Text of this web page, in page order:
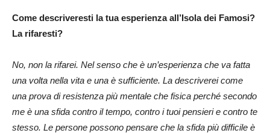
Come descriveresti la tua esperienza all’Isola dei Famosi?
La rifaresti?
No, non la rifarei. Nel senso che è un’esperienza che va fatta
una volta nella vita e una è sufficiente. La descriverei come
una prova di resistenza più mentale che fisica perché secondo
me è una sfida contro il tempo, contro i tuoi pensieri e contro te
stesso. Le persone possono pensare che la sfida più difficile è